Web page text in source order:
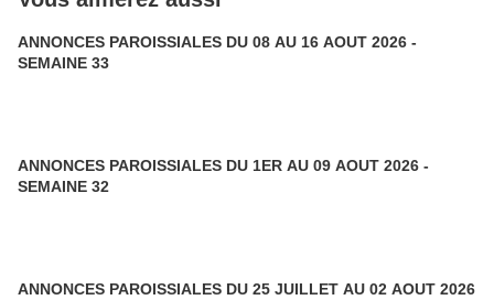
ANNONCES PAROISSIALES DU 08 AU 16 AOUT 2026 -
SEMAINE 33
ANNONCES PAROISSIALES DU 1ER AU 09 AOUT 2026 -
SEMAINE 32
ANNONCES PAROISSIALES DU 25 JUILLET AU 02 AOUT 2026